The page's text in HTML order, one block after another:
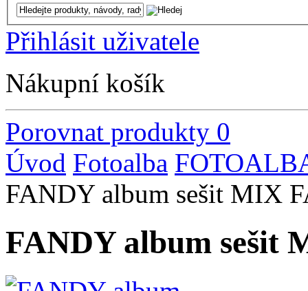
Přihlásit uživatele
Nákupní košík
Porovnat produkty 0
Úvod Fotoalba
FANDY album sešit MIX
FANDY album sešit